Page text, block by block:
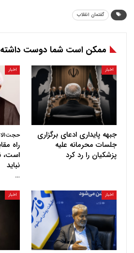
گفتمان انقلاب
ممکن است شما دوست داشته
اخبار
جبهه پایداری ادعای برگزاری
جلسات محرمانه علیه
پزشکیان را رد کرد
اخبار
راه
است،
نباید
…
اخبار اخبار